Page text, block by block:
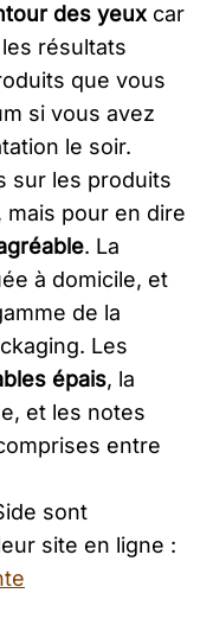
des yeux car
résultats
que vous
si vous avez
le soir.
sur les produits
pour en dire
. La
à domicile, et
de la
Les
épais, la
et les notes
entre
sont
site en ligne :